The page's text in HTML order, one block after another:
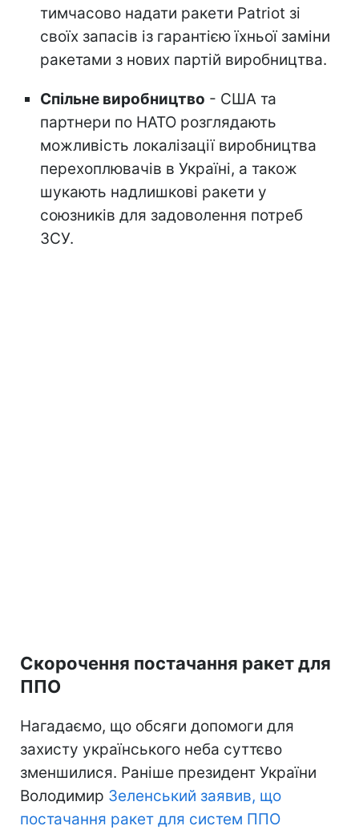
тимчасово надати ракети Patriot зі
своїх запасів із гарантією їхньої заміни
ракетами з нових партій виробництва.
Спільне виробництво - США та
партнери по НАТО розглядають
можливість локалізації виробництва
перехоплювачів в Україні, а також
шукають надлишкові ракети у
союзників для задоволення потреб
ЗСУ.
Скорочення постачання ракет для
ППО
Нагадаємо, що обсяги допомоги для
захисту українського неба суттєво
зменшилися. Раніше президент України
Володимир Зеленський заявив, що
постачання ракет для систем ППО